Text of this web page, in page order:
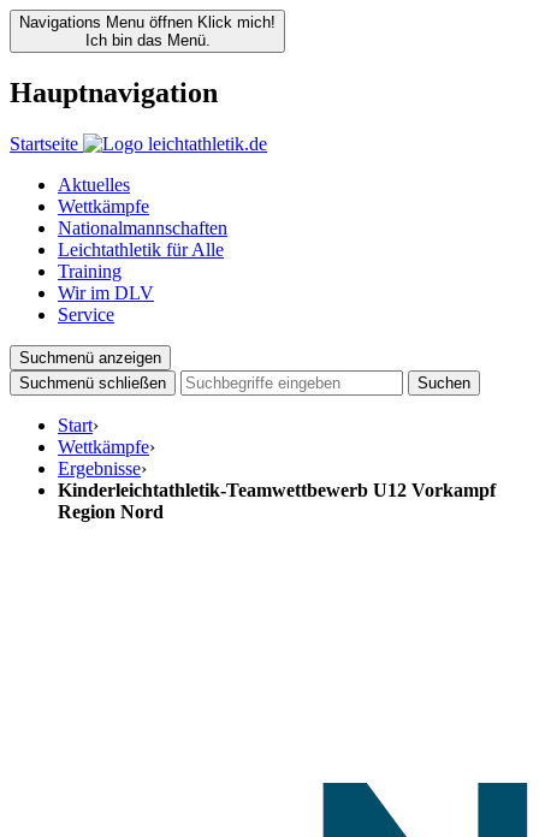
Navigations Menu öffnen Klick mich!
Ich bin das Menü.
Hauptnavigation
Startseite
Aktuelles
Wettkämpfe
Nationalmannschaften
Leichtathletik für Alle
Training
Wir im DLV
Service
Suchmenü anzeigen
Suchmenü schließen
Suchen
Start›
Wettkämpfe›
Ergebnisse›
Kinderleichtathletik-Teamwettbewerb U12 Vorkampf
Region Nord